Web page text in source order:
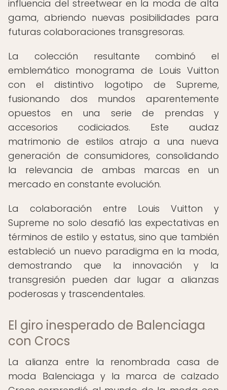
influencia del streetwear en la moda de alta
gama, abriendo nuevas posibilidades para
futuras colaboraciones transgresoras.
La colección resultante combinó el
emblemático monograma de Louis Vuitton
con el distintivo logotipo de Supreme,
fusionando dos mundos aparentemente
opuestos en una serie de prendas y
accesorios codiciados. Este audaz
matrimonio de estilos atrajo a una nueva
generación de consumidores, consolidando
la relevancia de ambas marcas en un
mercado en constante evolución.
La colaboración entre Louis Vuitton y
Supreme no solo desafió las expectativas en
términos de estilo y estatus, sino que también
estableció un nuevo paradigma en la moda,
demostrando que la innovación y la
transgresión pueden dar lugar a alianzas
poderosas y trascendentales.
El giro inesperado de Balenciaga
con Crocs
La alianza entre la renombrada casa de
moda Balenciaga y la marca de calzado